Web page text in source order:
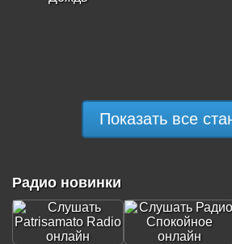
Показать все
Радио новинки